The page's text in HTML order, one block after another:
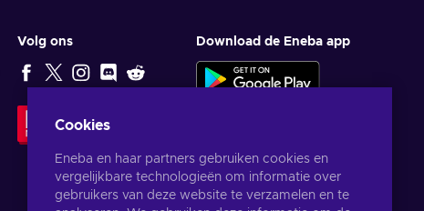
Volg ons
REDACTIEKEUZE
Download de Eneba app
Cookies
Eneba en haar partners gebruiken cookies en
vergelijkbare technologieën om informatie over
gebruikers van deze website te verzamelen en te